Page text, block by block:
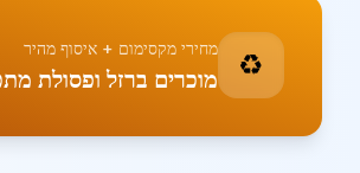
♻️ מחירי מקסימום + איסוף מהיר
מוכרים ברזל ופסולת